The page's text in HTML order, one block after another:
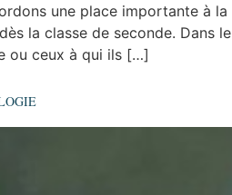
une place importante à
la classe de seconde. Dans
ou ceux à qui ils […]